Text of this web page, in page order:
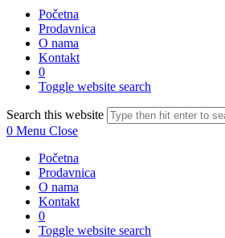
Početna
Prodavnica
O nama
Kontakt
0
Toggle website search
Search this website
0 Menu Close
Početna
Prodavnica
O nama
Kontakt
0
Toggle website search